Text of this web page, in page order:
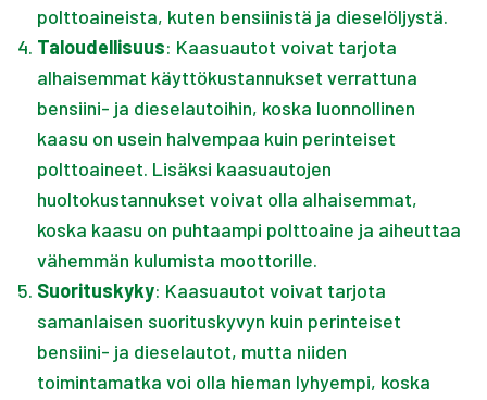
polttoaineista, kuten bensiinistä ja dieselöljystä.
4. Taloudellisuus: Kaasuautot voivat tarjota
alhaisemmat käyttökustannukset verrattuna
bensiini- ja dieselautoihin, koska luonnollinen
kaasu on usein halvempaa kuin perinteiset
polttoaineet. Lisäksi kaasuautojen
huoltokustannukset voivat olla alhaisemmat,
koska kaasu on puhtaampi polttoaine ja aiheuttaa
vähemmän kulumista moottorille.
5. Suorituskyky: Kaasuautot voivat tarjota
samanlaisen suorituskyvyn kuin perinteiset
bensiini- ja dieselautot, mutta niiden
toimintamatka voi olla hieman lyhyempi, koska